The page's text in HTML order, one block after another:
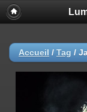
Accueil / Tag /